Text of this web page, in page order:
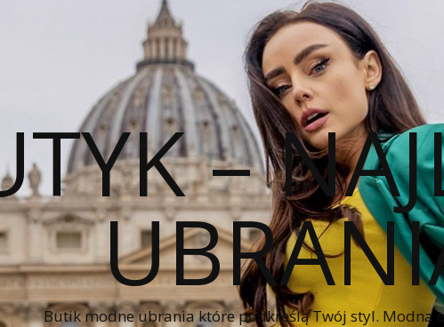
–
Butik modne ubrania które podkreślą Twój styl. Modna